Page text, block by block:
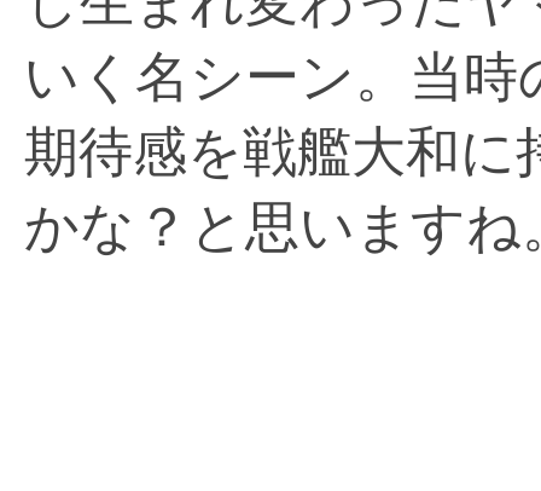
いく名シーン。当
期待感を戦艦大和
かな？と思いますね